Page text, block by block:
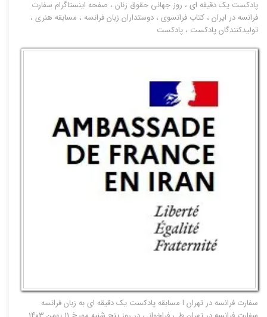
پادکست یک دقیقه ای ، روز جهانی حقوق زنان ، صفحه اینستاگرام سفارت
فرانسه در ایران ،کتاب فرانسوی ،دوستداران زبان فرانسه ، مسابقه هنری ،
تولیدکنندگان پادکست ،پادکست
سفارت فرانسه در تهران I مسابقه پادکست یک دقیقه ای به زبان فرانسه